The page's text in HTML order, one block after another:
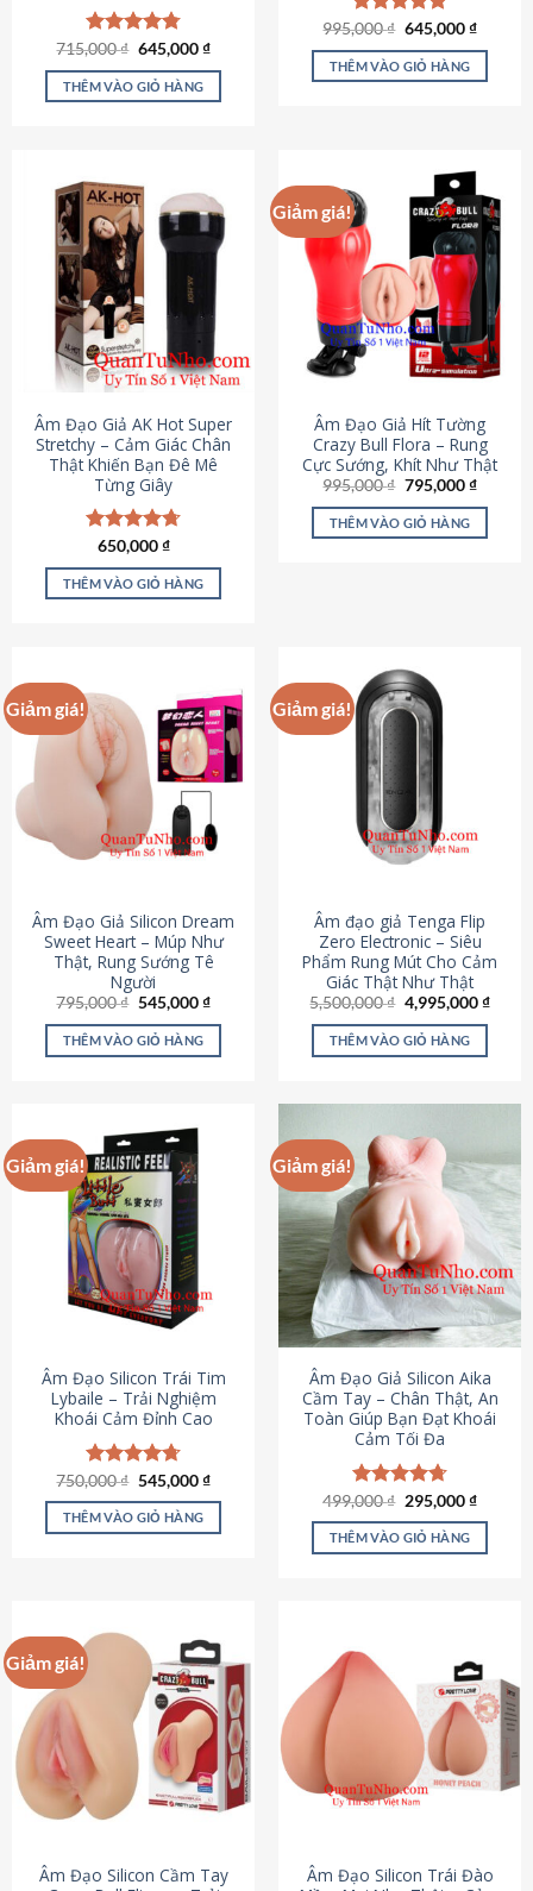
Được xếp
hạng4.79
5 sao
715,000₫ Giá
là:
715,000 ₫.
645,000₫Giá
tại
THÊM VÀO GIỎ HÀNG
Được xếp
hạng4.88
5 sao
995,000₫ Giá
là:
995,000 ₫.
645,000₫Giá
tại
THÊM VÀO GIỎ HÀNG
Âm Đạo Giả AK Hot Super
Stretchy – Cảm Giác Chân
Thật Khiến Bạn Đê Mê
Từng Giây
Được xếp
hạng4.75
5 sao
650,000₫
THÊM VÀO GIỎ HÀNG
Giảm giá!
Âm Đạo Giả Hít Tường
Crazy Bull Flora – Rung
Cực Sướng, Khít Như Thật
995,000₫ Giá
là:
995,000 ₫.
795,000₫Giá
tại
THÊM VÀO GIỎ HÀNG
Giảm giá!
Âm Đạo Giả Silicon Dream
Sweet Heart – Múp Như
Thật, Rung Sướng Tê
Người
795,000₫ Giá
là:
795,000 ₫.
545,000₫Giá
tại
545,000 ₫.
THÊM VÀO GIỎ HÀNG
Giảm giá!
Âm đạo giả Tenga Flip
Zero Electronic – Siêu
Phẩm Rung Mút Cho Cảm
Giác Thật Như Thật
5,500,000₫ Giá
gốc
là:
5,500,000 ₫.
4,995,000₫Giá
THÊM VÀO GIỎ HÀNG
Giảm giá!
Âm Đạo Silicon Trái Tim
Lybaile – Trải Nghiệm
Khoái Cảm Đỉnh Cao
Được xếp
hạng4.70
5 sao
750,000₫ Giá
là:
750,000 ₫.
545,000₫Giá
tại
545,000 ₫.
THÊM VÀO GIỎ HÀNG
Giảm giá!
Âm Đạo Giả Silicon Aika
Cầm Tay – Chân Thật, An
Toàn Giúp Bạn Đạt Khoái
Cảm Tối Đa
Được xếp
hạng4.75
5 sao
499,000₫ Giá
là:
499,000 ₫.
295,000₫Giá
tại
THÊM VÀO GIỎ HÀNG
Giảm giá!
Âm Đạo Silicon Cầm Tay
Âm Đạo Silicon Trái Đào